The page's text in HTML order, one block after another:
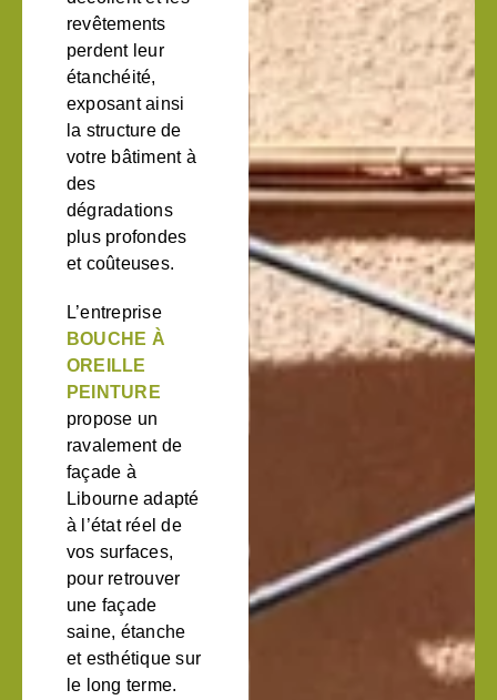
revêtements
perdent leur
étanchéité,
exposant ainsi
la structure de
votre bâtiment à
des
dégradations
plus profondes
et coûteuses.
L’entreprise
BOUCHE À
OREILLE
PEINTURE
propose un
ravalement de
façade à
Libourne adapté
à l’état réel de
vos surfaces,
pour retrouver
une façade
saine, étanche
et esthétique sur
le long terme.